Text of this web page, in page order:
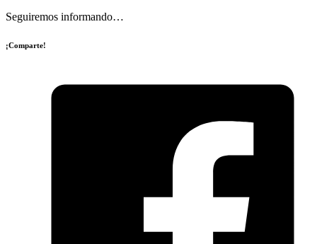
Seguiremos informando…
¡Comparte!